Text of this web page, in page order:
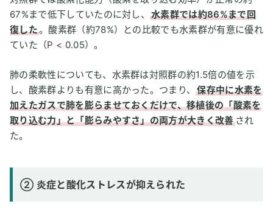
67%まで低下していたのに対し、水素群では約86%まで回
復した。酸素群（約78%）との比較でも水素群が有意に優れ
ていた（P < 0.05）。
肺の柔軟性についても、水素群は対照群の約1.5倍の値を示
し、酸素群よりも有意に高かった。つまり、保存中に水素を
加えたガスで肺を膨らませておくだけで、移植後の「酸素を
取り込む力」と「膨らみやすさ」の両方が大きく改善され
た。
② 炎症と酸化ストレスが抑えられた